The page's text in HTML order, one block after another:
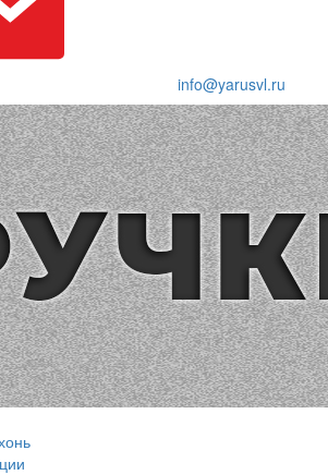
info@yarusvl.ru